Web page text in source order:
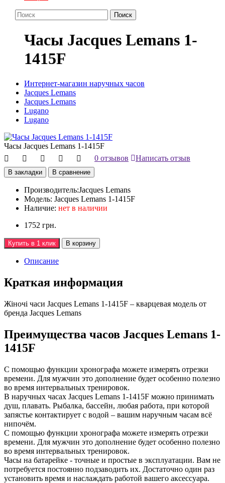
Поиск
Часы Jacques Lemans 1-
1415F
Интернет-магазин наручных часов
Jacques Lemans
Jacques Lemans
Lugano
Lugano
Часы Jacques Lemans 1-1415F
0 отзывов
Написать отзыв
В закладки В сравнение
Производитель:Jacques Lemans
Модель: Jacques Lemans 1-1415F
Наличие: нет в наличии
1752 грн.
Купить в 1 клик В корзину
Описание
Краткая информация
Жiночi часи Jacques Lemans 1-1415F – кварцевая модель от
бренда Jacques Lemans
Преимущества часов Jacques Lemans 1-
1415F
С помощью функции хронографа можете измерять отрезки
времени. Для мужчин это дополнение будет особенно полезно
во время интервальных тренировок.
В наручных часах Jacques Lemans 1-1415F можно принимать
душ, плавать. Рыбалка, бассейн, любая работа, при которой
запястье контактирует с водой – вашим наручным часам всё
нипочём.
С помощью функции хронографа можете измерять отрезки
времени. Для мужчин это дополнение будет особенно полезно
во время интервальных тренировок.
Часы на батарейке - точные и простые в эксплуатации. Вам не
потребуется постоянно подзаводить их. Достаточно один раз
установить время и наслаждать работой вашего аксессуара.